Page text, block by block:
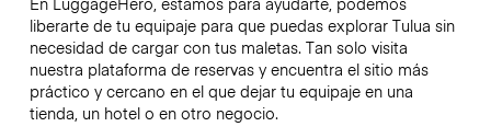
liberarte de tu equipaje para que puedas explorar Tulua sin
necesidad de cargar con tus maletas. Tan solo visita
nuestra plataforma de reservas y encuentra el sitio más
práctico y cercano en el que dejar tu equipaje en una
tienda, un hotel o en otro negocio.